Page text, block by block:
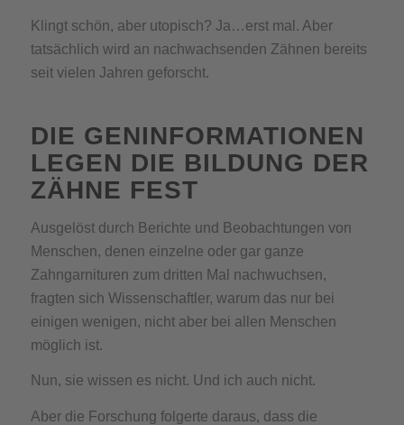
Klingt schön, aber utopisch? Ja…erst mal. Aber
tatsächlich wird an nachwachsenden Zähnen bereits
seit vielen Jahren geforscht.
DIE GENINFORMATIONEN
LEGEN DIE BILDUNG DER
ZÄHNE FEST
Ausgelöst durch Berichte und Beobachtungen von
Menschen, denen einzelne oder gar ganze
Zahngarnituren zum dritten Mal nachwuchsen,
fragten sich Wissenschaftler, warum das nur bei
einigen wenigen, nicht aber bei allen Menschen
möglich ist.
Nun, sie wissen es nicht. Und ich auch nicht.
Aber die Forschung folgerte daraus, dass die